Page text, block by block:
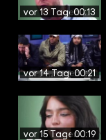
vor 13 Tagen00:13
vor 14 Tagen00:21
vor 15 Tagen00:19